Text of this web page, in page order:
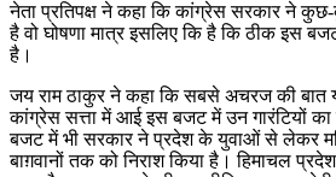
नेता प्रतिपक्ष ने कहा कि कांग्रेस सरकार ने
है वो घोषणा मात्र इसलिए कि है कि ठीक इस
है।
जय राम ठाकुर ने कहा कि सबसे अचरज की बात
कांग्रेस सत्ता में आई इस बजट में उन गारंटियों
बजट में भी सरकार ने प्रदेश के युवाओं से लेकर
बाग़वानों तक को निराश किया है। हिमाचल